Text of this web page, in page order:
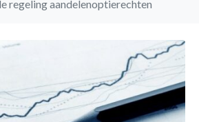
regeling aandelenoptierechten